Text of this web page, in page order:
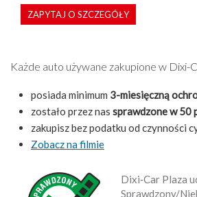
ZAPYTAJ O SZCZEGÓŁY
Każde auto używane zakupione w Dixi-
posiada minimum 3-miesięczną
zostało przez nas sprawdzone w 50
zakupisz bez podatku od czynności
Zobacz na filmie
Dixi‑Car Plaza
Sprawdzony/